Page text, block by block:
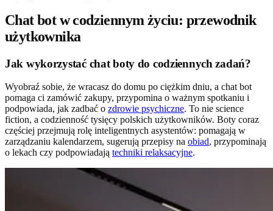
Chat bot w codziennym życiu: przewodnik
użytkownika
Jak wykorzystać chat boty do codziennych zadań?
Wyobraź sobie, że wracasz do domu po ciężkim dniu, a chat bot
pomaga ci zamówić zakupy, przypomina o ważnym spotkaniu i
podpowiada, jak zadbać o zdrowie psychiczne. To nie science
fiction, a codzienność tysięcy polskich użytkowników. Boty coraz
częściej przejmują rolę inteligentnych asystentów: pomagają w
zarządzaniu kalendarzem, sugerują przepisy na obiad, przypominają
o lekach czy podpowiadają techniki relaksacyjne.